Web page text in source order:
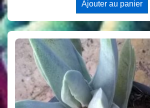
Ajouter au panier